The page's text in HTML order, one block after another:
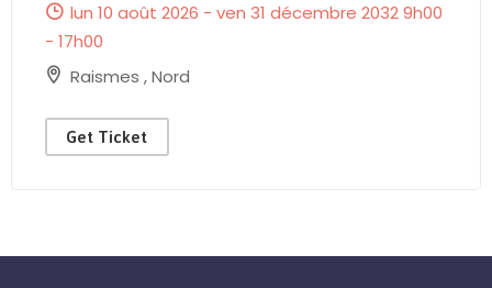
lun 10 août 2026 - ven 31 décembre 2032 9h00
- 17h00
Raismes ,Nord
Get Ticket